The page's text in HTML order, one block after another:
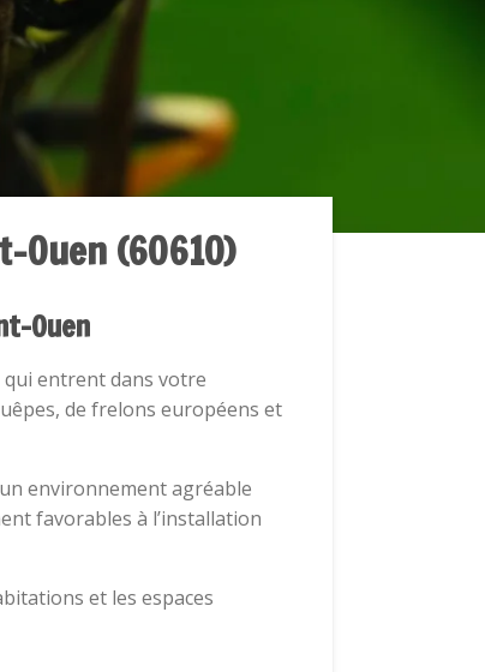
Ouen (60610)
Ouen
qui entrent dans votre
de frelons européens et
environnement agréable
favorables à l’installation
et les espaces